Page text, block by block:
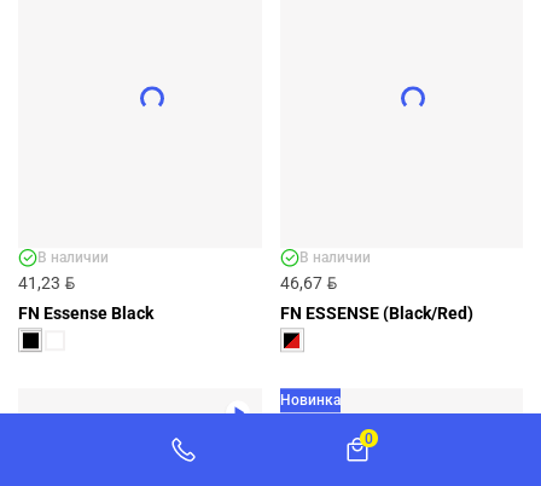
BYN
41,23 BYN
В наличии
FN Essense Black
46,67 BYN
В наличии
FN ESSENSE (Black/Red)
Новинка
0